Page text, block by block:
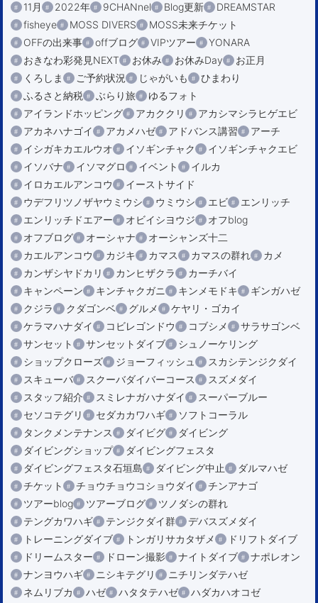
11月 2022年 9CHANnel Blog更新
DREAMSTAR
fisheye
MOSS DIVERS
MOSS未来チケット
OFFの出来事
offブログ VIPツアー
YONARA
おきなわ彩発見NEXT
お休み お休みDay
お正月
くろしま
ご予約状況 じゃがいも
ひまわり
ふるさと納税
ぶらり旅
ゆるフォト
アイランドホッピング
アカククリ
アカシマシラヒゲエビ
アカネハナゴイ
アカメハゼ アドバンス講習
アーチ
イシガキカエルウオ
イソギンチャク
イソギンチャクエビ
イソバナ
イソマグロ イベント
イルカ
イロカエルアンコウ
イーストサイド
ウデフリツノザヤウミウシ
ウミウシ エビ
エンリッチ
エンリッチドエアー
オビイシヨウジ
オフblog
オフブログ
オーシャナ
オーシャンズ十二
カエルアンコウ
カジキ カマス カマスの群れ
カメ
カンザシヤドカリ
カンヒザクラ
カーチバイ
キャンペーン
キンチャクガニ キンメモドキ
ギンガハゼ
クジラ
クダゴンベ グルメ
ケヤリ・ゴカイ
ケラマハナダイ
コビレゴンドウ コブシメ
サラサゴンベ
サンセット
サンセットダイブ
シュノーケリング
ショップクローズ
ジョーフィッシュ
スカシテンジクダイ
スキューバ
スクーバダイバーコース
スズメダイ
スタッフ紹介
スミレナガハナダイ
スーパーブルー
セソコテグリ
セダカカワハギ
ソフトコーラル
タンクメンテナンス
ダイビグ
ダイビング
ダイビングショップ
ダイビングフェスタ
ダイビングフェスタ石垣島
ダイビング中止
ダルマハゼ
チケット
チョウチョウコショウダイ
チンアナゴ
ツアーblog
ツアーブログ
ツノダシの群れ
テングカワハギ
テンジクダイ群
デバスズメダイ
トレーニングダイブ
トンガリサカタザメ
ドリフトダイブ
ドリームスター
ドローン撮影 ナイトダイブ
ナポレオン
ナンヨウハギ
ニシキテグリ
ニチリンダテハゼ
ネムリブカ
ハゼ ハタタテハゼ
ハダカハオコゼ